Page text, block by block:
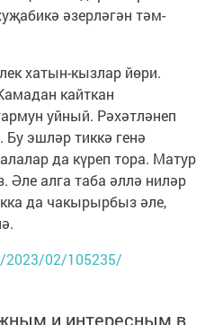
әзерләгән тәм-
хатын-кызлар йөри.
кайткан
уйный. Рәхәтләнеп
Бу эшләр тиккә генә
да күреп тора. Матур
Әле алга таба әллә ниләр
да чакырырбыз әле,
02/105235/
и интересным в